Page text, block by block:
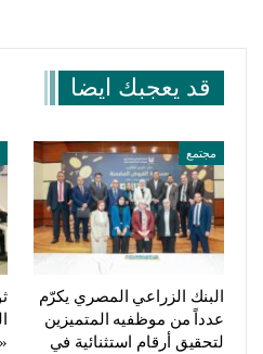
قد يعجبك ايضا
مجتمع
البنك الزراعي المصري يكرّم
عدداً من موظفيه المتميزين
لتحقيق أرقام استثنائية في